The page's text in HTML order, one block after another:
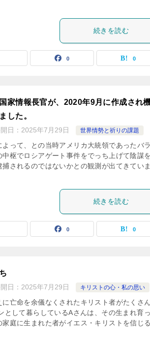
続きを読む
0 0
家情報長官が、2020年9月に作成され
した。
日： 2025年7月29日 世界情勢と祈りの課題
って、との当時アメリカ大統領であったバラ
枢でロシアゲート事件をでっち上げて陰謀
されるのではないかとの観測が出てきていま
続きを読む
0 0
日： 2025年7月29日 キリストの心・私の思い
亡命を余儀なくされたキリスト者がたくさ
として暮らしているAさんは、その生まれ育
庭に生まれた者がイエス・キリストを信じ